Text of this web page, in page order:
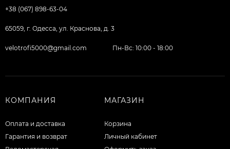
+38 (067) 898-63-04
65059, г. Одесса, ул. Краснова, д. 3
velotrofi5000@gmail.com Пн-Вс: 10:00 - 18:00
КОМПАНИЯ
Оплата и доставка
Гарантия и возврат
МАГАЗИН
Корзина
Личный кабинет